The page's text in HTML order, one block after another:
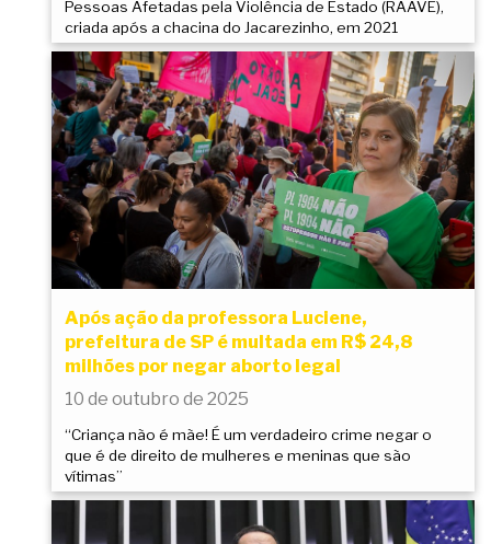
Pessoas Afetadas pela Violência de Estado (RAAVE),
criada após a chacina do Jacarezinho, em 2021
Após ação da professora Luciene,
prefeitura de SP é multada em R$ 24,8
milhões por negar aborto legal
10 de outubro de 2025
“Criança não é mãe! É um verdadeiro crime negar o
que é de direito de mulheres e meninas que são
vítimas”